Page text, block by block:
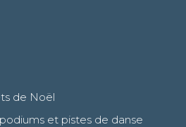
de Noël
et pistes de danse